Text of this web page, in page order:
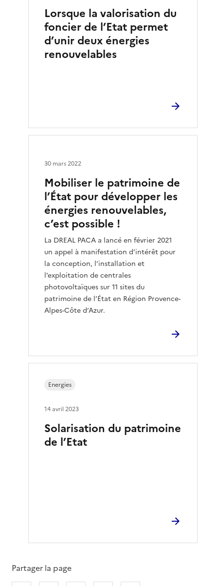
Lorsque la valorisation du
foncier de l’Etat permet
d’unir deux énergies
renouvelables
Mobiliser le patrimoine de
l’État pour développer les
énergies renouvelables,
c’est possible !
La DREAL PACA a lancé en février 2021
un appel à manifestation d’intérêt pour
la conception, l’installation et
l’exploitation de centrales
photovoltaïques sur 11 sites du
patrimoine de l’État en Région Provence-
Alpes-Côte d’Azur.
30 mars 2022
Solarisation du patrimoine
de l’Etat
Energies
14 avril 2023
Partager la page